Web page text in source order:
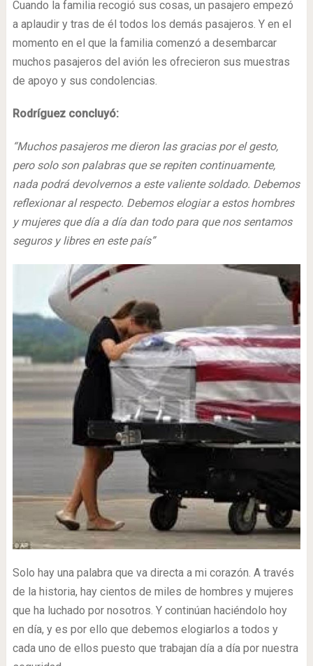
Cuando la familia recogió sus cosas, un pasajero empezó
a aplaudir y tras de él todos los demás pasajeros. Y en el
momento en el que la familia comenzó a desembarcar
muchos pasajeros del avión les ofrecieron sus muestras
de apoyo y sus condolencias.
Rodríguez concluyó:
“Muchos pasajeros me dieron las gracias por el gesto,
pero solo son palabras que se repiten continuamente,
nada podrá devolvernos a este valiente soldado. Debemos
reflexionar al respecto. Debemos elogiar a estos hombres
y mujeres que día a día dan todo para que nos sentamos
seguros y libres en este país”
Solo hay una palabra que va directa a mi corazón. A través
de la historia, hay cientos de miles de hombres y mujeres
que ha luchado por nosotros. Y continúan haciéndolo hoy
en día, y es por ello que debemos elogiarlos a todos y
cada uno de ellos puesto que trabajan día a día por nuestra